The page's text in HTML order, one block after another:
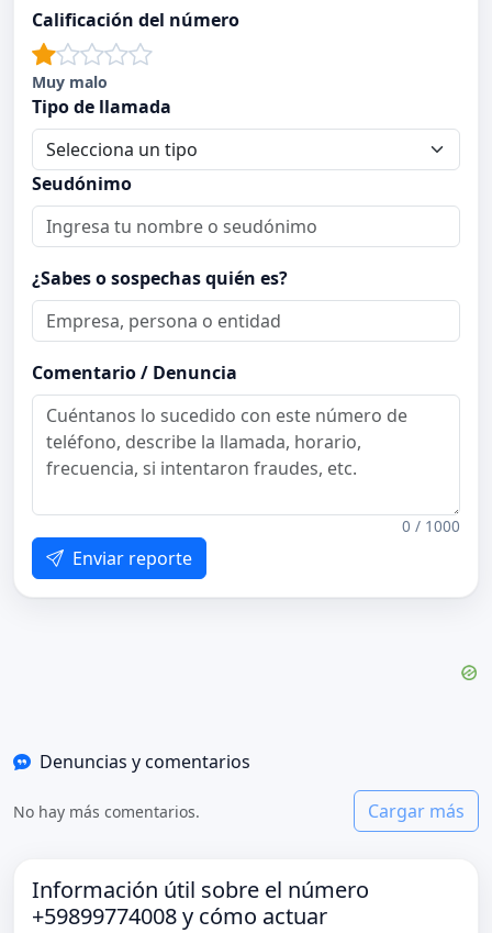
Calificación del número
Muy malo
Tipo de llamada
Seudónimo
¿Sabes o sospechas quién es?
Comentario / Denuncia
0 / 1000
Enviar reporte
Denuncias y comentarios
No hay más comentarios. Cargar más
Información útil sobre el número
+59899774008 y cómo actuar